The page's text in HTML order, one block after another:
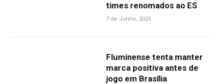
times renomados ao ES
7 de Junho, 2025
Fluminense tenta manter
marca positiva antes de
jogo em Brasília